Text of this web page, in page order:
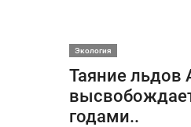
Экология
Таяние льдов
годами..